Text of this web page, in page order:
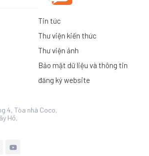
Tin tức
Thư viện kiến thức
Thư viện ảnh
Bảo mật dữ liệu và thông tin
đăng ký website
4, Tòa nhà Coco,
Hồ,